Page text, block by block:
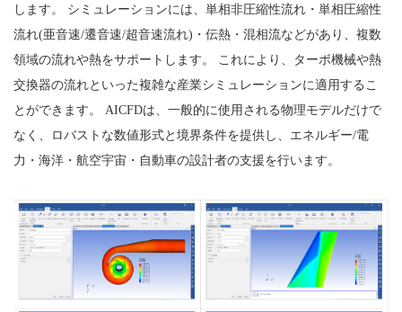
します。 シミュレーションには、単相非圧縮性流れ・単相圧縮性
流れ(亜音速/遷音速/超音速流れ)・伝熱・混相流などがあり、複数
領域の流れや熱をサポートします。 これにより、ターボ機械や熱
交換器の流れといった複雑な産業シミュレーションに適用するこ
とができます。 AICFDは、一般的に使用される物理モデルだけで
なく、ロバストな数値形式と境界条件を提供し、エネルギー/電
力・海洋・航空宇宙・自動車の設計者の支援を行います。